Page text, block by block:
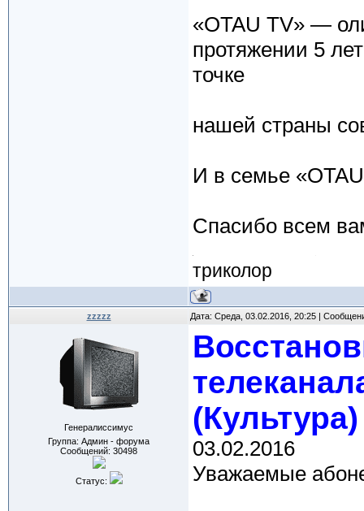
«OTAU TV» —
протяжении 5
точке
нашей страны
И в семье
Спасибо всем
триколор
zzzzz Дата: Среда, 03.02.2016, 20:25 |
Генералиссимус
Группа: Админ - форума
Сообщений: 30498
Статус:
(Культура)
03.02.2016
Уважаемые